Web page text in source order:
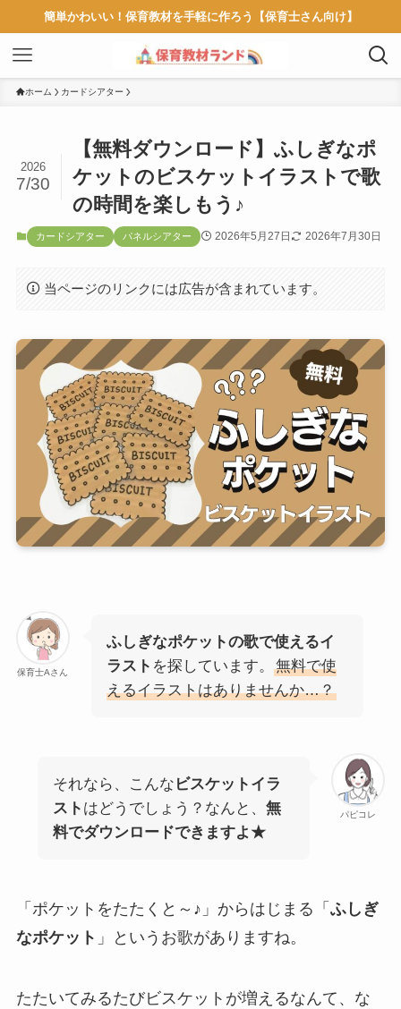
簡単かわいい！保育教材を手軽に作ろう【保育士さん向け】
ホーム カードシアター
【無料ダウンロード】ふしぎなポ
ケットのビスケットイラストで歌
の時間を楽しもう♪
2026
7/30
カードシアター パネルシアター 2026年5月27日 2026年7月30日
当ページのリンクには広告が含まれています。
保育士Aさん
ふしぎなポケットの歌で使えるイ
ラスト を探しています。
無料で使
えるイラストはありませんか…？
パピコレ
それなら、こんな ビスケットイラ
スト はどうでしょう？なんと、 無
料でダウンロードできますよ★
「ポケットをたたくと～♪」からはじまる「 ふしぎ
なポケット 」というお歌がありますね。
たたいてみるたびビスケットが増えるなんて、な